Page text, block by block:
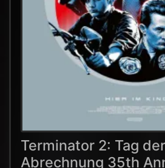
Terminator 2: Tag der
Abrechnung 35th